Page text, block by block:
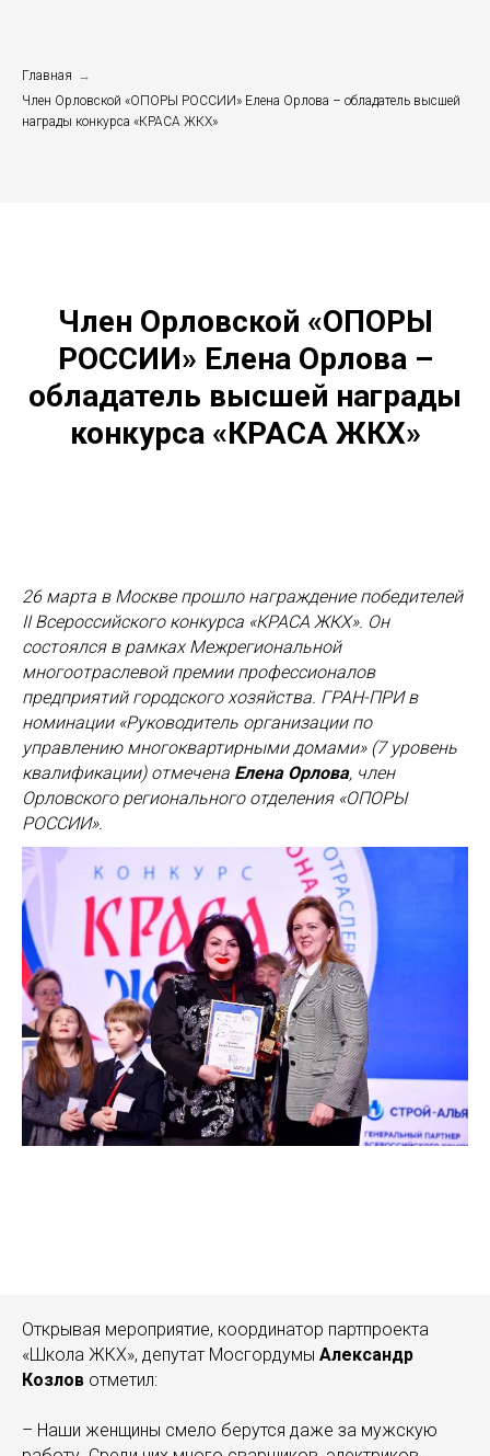
Главная →
Член Орловской «ОПОРЫ РОССИИ» Елена Орлова – обладатель высшей
награды конкурса «КРАСА ЖКХ»
Член Орловской «ОПОРЫ
РОССИИ» Елена Орлова –
обладатель высшей награды
конкурса «КРАСА ЖКХ»
26 марта в Москве прошло награждение победителей
II Всероссийского конкурса «КРАСА ЖКХ». Он
состоялся в рамках Межрегиональной
многоотраслевой премии профессионалов
предприятий городского хозяйства. ГРАН-ПРИ в
номинации «Руководитель организации по
управлению многоквартирными домами» (7 уровень
квалификации) отмечена Елена Орлова, член
Орловского регионального отделения «ОПОРЫ
РОССИИ».
Открывая мероприятие, координатор партпроекта
«Школа ЖКХ», депутат Мосгордумы Александр
Козлов отметил:
– Наши женщины смело берутся даже за мужскую